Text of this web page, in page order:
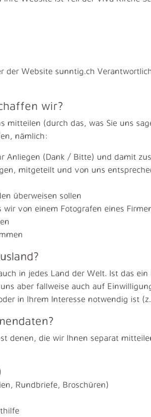
der Website sunntig.ch
wir?
mitteilen (durch das, was Sie uns
nämlich:
Anliegen (Dank / Bitte) und damit
mitgeteilt und von uns
überweisen sollen
wir von einem Fotografen eines
in jedes Land der Welt. Ist das
aber fallweise auch auf
in Ihrem Interesse notwendig ist
denen, die wir Ihnen separat
Rundbriefe, Broschüren)